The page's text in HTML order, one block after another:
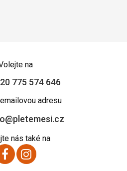
na
775 574 646
adresu
nás také na